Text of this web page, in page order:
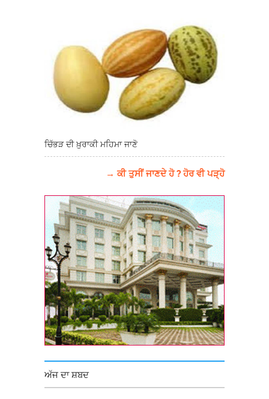
ਚਿੱਭੜ ਦੀ ਖ਼ੁਰਾਕੀ ਮਹਿਮਾ ਜਾਣੋ
→ ਕੀ ਤੁਸੀਂ ਜਾਣਦੇ ਹੋ ? ਹੋਰ ਵੀ ਪੜ੍ਹੋ
ਅੱਜ ਦਾ ਸ਼ਬਦ